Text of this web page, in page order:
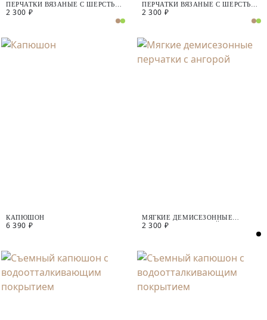
ПЕРЧАТКИ ВЯЗАНЫЕ С ШЕРСТЬЮ
АНГОРЫ
2 300 ₽
ПЕРЧАТКИ ВЯЗАНЫЕ С ШЕРСТЬЮ
АНГОРЫ
2 300 ₽
КАПЮШОН
6 390 ₽
МЯГКИЕ ДЕМИСЕЗОННЫЕ
ПЕРЧАТКИ С АНГОРОЙ
2 300 ₽